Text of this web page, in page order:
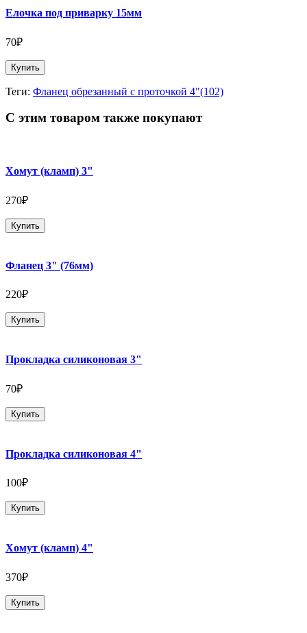
Елочка под приварку 15мм
70₽
Купить
Теги: Фланец обрезанный с проточкой 4"(102)
С этим товаром также покупают
Хомут (кламп) 3"
270₽
Купить
Фланец 3" (76мм)
220₽
Купить
Прокладка силиконовая 3"
70₽
Купить
Прокладка силиконовая 4"
100₽
Купить
Хомут (кламп) 4"
370₽
Купить